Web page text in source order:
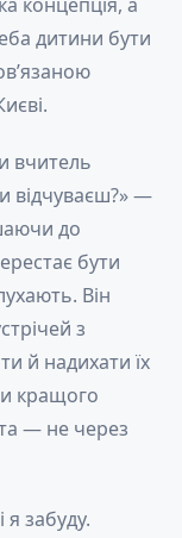
дитини бути
вчитель
відчуваєш?» —
до
бути
Він
з
й надихати їх
кращого
— не через
забуду.